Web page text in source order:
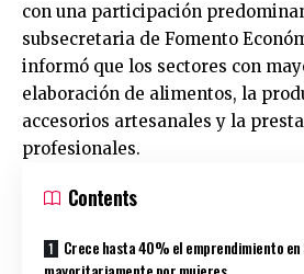
con una participación
subsecretaria de Fomento
informó que los sectores con
elaboración de alimentos, la
accesorios artesanales y la
profesionales.
Contents
Crece hasta 40% el emprendimiento